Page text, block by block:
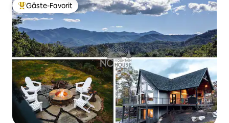
Beliebter Gäste-Favorit.
Gäste-Favorit